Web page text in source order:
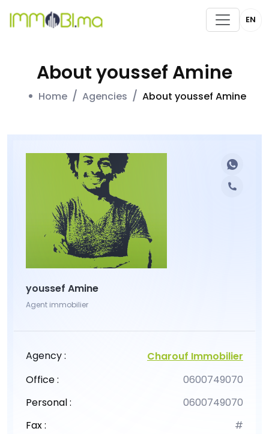
EN
About youssef Amine
Home Agencies About youssef Amine
youssef Amine
Agent immobilier
Agency :
Charouf Immobilier
Office :
0600749070
Personal :
0600749070
Fax :
#